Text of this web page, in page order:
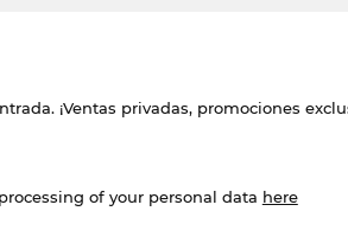
¡Ventas privadas, promociones
of your personal data here